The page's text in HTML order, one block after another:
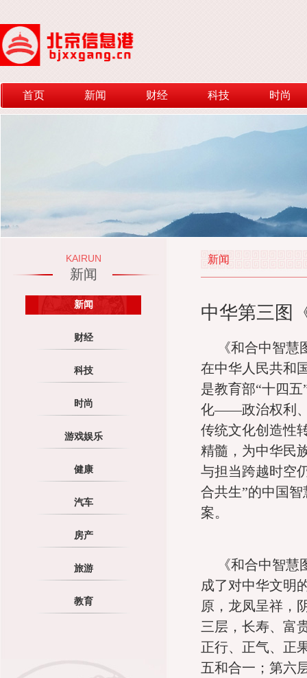
首页 新闻 财经 科技 时尚
KAIRUN
新闻
新闻
财经
科技
时尚
游戏娱乐
健康
汽车
房产
旅游
教育
新闻
中华第三图
《和合中智
在中华人民共和
是教育部“十四
化——政治权利、
传统文化创造性
精髓，为中华民
与担当跨越时空
合共生”的中国
案。
《和合中智
成了对中华文明
原，龙凤呈祥，
三层，长寿、富
正行、正气、正
五和合一；第六